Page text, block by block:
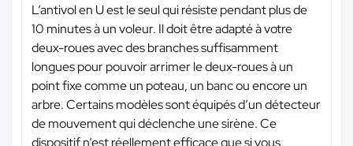
L’antivol en U est le seul qui résiste pendant plus de
10 minutes à un voleur. Il doit être adapté à votre
deux-roues avec des branches suffisamment
longues pour pouvoir arrimer le deux-roues à un
point fixe comme un poteau, un banc ou encore un
arbre. Certains modèles sont équipés d’un détecteur
de mouvement qui déclenche une sirène. Ce
dispositif n’est réellement efficace que si vous